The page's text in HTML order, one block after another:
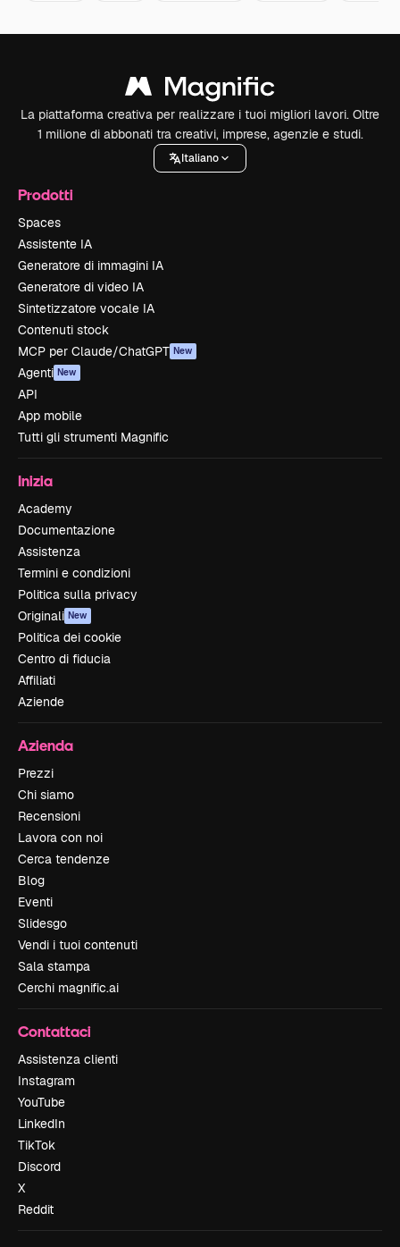
La piattaforma creativa per realizzare i tuoi migliori lavori. Oltre
1 milione di abbonati tra creativi, imprese, agenzie e studi.
Italiano
Prodotti
Spaces
Assistente IA
Generatore di immagini IA
Generatore di video IA
Sintetizzatore vocale IA
Contenuti stock
MCP per Claude/ChatGPT New
Agenti New
API
App mobile
Tutti gli strumenti Magnific
Inizia
Academy
Documentazione
Assistenza
Termini e condizioni
Politica sulla privacy
Originali New
Politica dei cookie
Centro di fiducia
Affiliati
Aziende
Azienda
Prezzi
Chi siamo
Recensioni
Lavora con noi
Cerca tendenze
Blog
Eventi
Slidesgo
Vendi i tuoi contenuti
Sala stampa
Cerchi magnific.ai
Contattaci
Assistenza clienti
Instagram
YouTube
LinkedIn
TikTok
Discord
X
Reddit